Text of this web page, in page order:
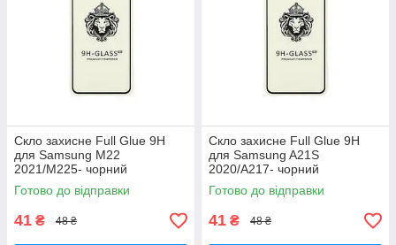
Скло захисне Full Glue 9H
для Samsung M22
2021/M225- чорний
Готово до відправки
41 ₴ 48 ₴
Скло захисне Full Glue 9H
для Samsung A21S
2020/A217- чорний
Готово до відправки
41 ₴ 48 ₴